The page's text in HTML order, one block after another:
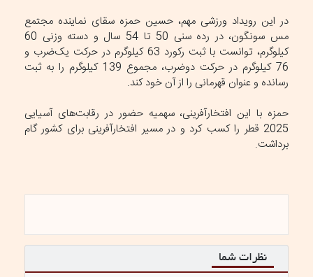
در این رویداد ورزشی مهم، حسین حمزه سقای نماینده مجتمع
مس سونگون، در رده سنی 50 تا 54 سال و دسته وزنی 60
کیلوگرم، توانست با ثبت رکورد 63 کیلوگرم در حرکت یک‌ضرب و
76 کیلوگرم در حرکت دوضرب، مجموع 139 کیلوگرم را به ثبت
رسانده و عنوان قهرمانی را از آن خود کند.
حمزه با این افتخارآفرینی، سهمیه حضور در رقابت‌های آسیایی
2025 قطر را کسب کرد و در مسیر افتخارآفرینی برای کشور گام
برداشت.
نظرات شما